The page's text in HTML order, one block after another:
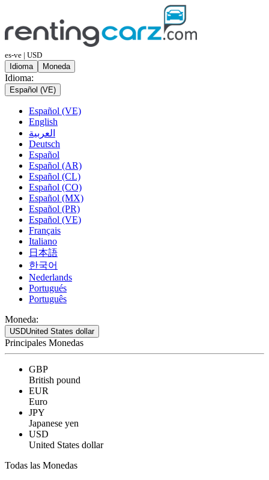
es-ve | USD
Idioma
Moneda
Idioma:
Español (VE)
Español (VE)
English
العربية
Deutsch
Español
Español (AR)
Español (CL)
Español (CO)
Español (MX)
Español (PR)
Español (VE)
Français
Italiano
日本語
한국어
Nederlands
Portugués
Português
Moneda:
USDUnited States dollar
Principales Monedas
GBP
British pound
EUR
Euro
JPY
Japanese yen
USD
United States dollar
Todas las Monedas